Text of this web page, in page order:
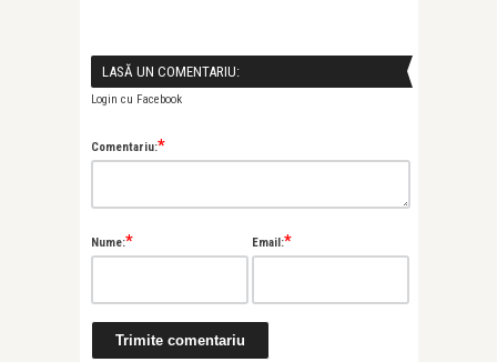
LASĂ UN COMENTARIU:
Login cu Facebook
Comentariu:*
Nume:* Email:*